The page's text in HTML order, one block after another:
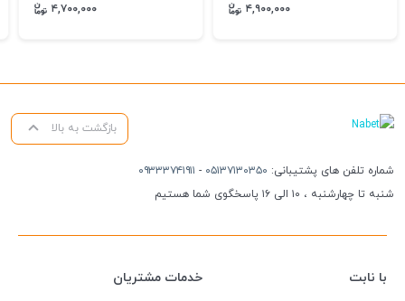
۴,۹۰۰,۰۰۰ ۴,۷۰۰,۰۰۰
بازگشت به بالا
شماره تلفن های پشتیبانی: ۰۵۱۳۷۱۳۰۳۵۰ - ۰۹۳۳۳۷۴۱۹۱۱
شنبه تا چهارشنبه ، ۱۰ الی ۱۶ پاسخگوی شما هستیم
با نابت خدمات مشتریان